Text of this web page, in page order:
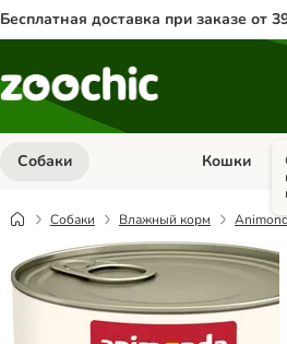
Бесплатная доставка при заказе от
Собаки Откройте
Кошки
Собаки Влажный корм